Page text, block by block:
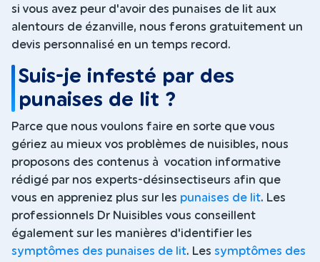
si vous avez peur d'avoir des punaises de lit aux
alentours de ézanville, nous ferons gratuitement un
devis personnalisé en un temps record.
Suis-je infesté par des
punaises de lit ?
Parce que nous voulons faire en sorte que vous
gériez au mieux vos problèmes de nuisibles, nous
proposons des contenus à vocation informative
rédigé par nos experts-désinsectiseurs afin que
vous en appreniez plus sur les punaises de lit. Les
professionnels Dr Nuisibles vous conseillent
également sur les manières d'identifier les
symptômes des punaises de lit. Les symptômes des